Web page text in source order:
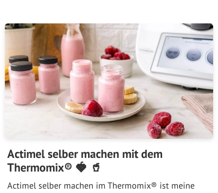
Actimel selber machen mit dem
Thermomix® 🍓 🥤
Actimel selber machen im Thermomix® ist meine